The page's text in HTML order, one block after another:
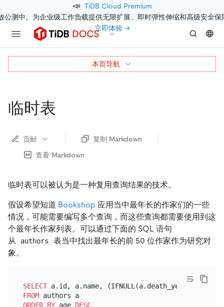
📣 TiDB Cloud Premium
公测中。为企业级工作负载提供无限扩展、即时弹性伸缩和高级安全保
立即体验 →
临时表
贡献
复制 Markdown
查看 Markdown
临时表可以被认为是一种复用查询结果的技术。
假设希望知道 Bookshop 应用当中最年长的作家们的一些
情况，可能需要编写多个查询，而这些查询都需要使用到这
个最年长作家列表。可以通过下面的 SQL 语句
从
authors
表当中找出最年长的前 50 位作家作为研究对
象。
SELECT a.id, a.name, (IFNULL(a.death_year, YEAR
FROM
authors a
ORDER BY age DESC
本页导航